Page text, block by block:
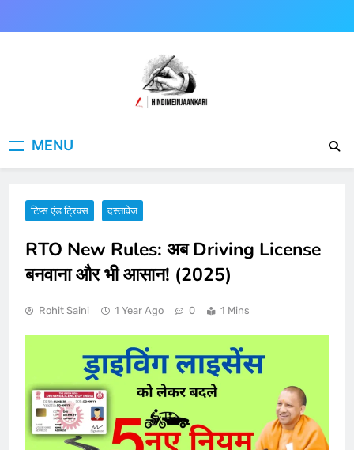
to
MENU
टिप्स एंड ट्रिक्स दस्तावेज
RTO New Rules: अब Driving License
बनवाना और भी आसान! (2025)
Rohit Saini 1 Year Ago 0 1 Mins